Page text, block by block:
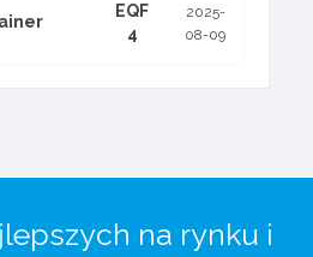
EQF
4
2025-
08-09
na rynku i